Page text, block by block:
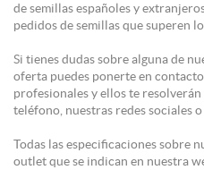
de semillas españoles y
pedidos de semillas que superen
Si tienes dudas sobre alguna de
oferta puedes ponerte en
profesionales y ellos te resolverán
teléfono, nuestras redes sociales
Todas las especificaciones sobre
outlet que se indican en nuestra